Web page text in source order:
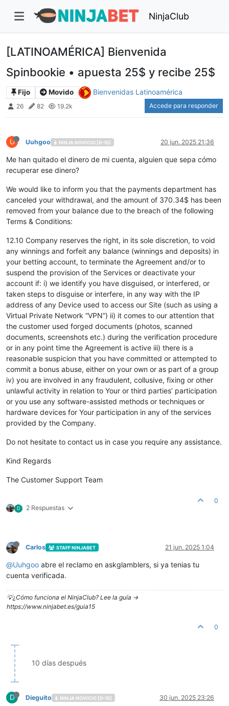
NinjaClub
[LATINOAMÉRICA] Bienvenida
Spinbookie • apuesta 25$ y recibe 25$
Fijo Movido Bienvenidas Latinoamérica
26 82 19.2k Accede para responder
U Uuhgoo NINJA NOVICIO [0-15] 20 jun. 2025 21:36
Me han quitado el dinero de mi cuenta, alguien que sepa cómo
recuperar ese dinero?
We would like to inform you that the payments department has
canceled your withdrawal, and the amount of 370.34$ has been
removed from your balance due to the breach of the following
Terms & Conditions:
12.10 Company reserves the right, in its sole discretion, to void
any winnings and forfeit any balance (winnings and deposits) in
your betting account, to terminate the Agreement and/or to
suspend the provision of the Services or deactivate your
account if: i) we identify you have disguised, or interfered, or
taken steps to disguise or interfere, in any way with the IP
address of any Device used to access our Site (such as using a
Virtual Private Network “VPN”) ii) it comes to our attention that
the customer used forged documents (photos, scanned
documents, screenshots etc.) during the verification procedure
or in any point time the Agreement is active iii) there is a
reasonable suspicion that you have committed or attempted to
commit a bonus abuse, either on your own or as part of a group
iv) you are involved in any fraudulent, collusive, fixing or other
unlawful activity in relation to Your or third parties’ participation
or you use any software-assisted methods or techniques or
hardware devices for Your participation in any of the services
provided by the Company.
Do not hesitate to contact us in case you require any assistance.
Kind Regards
The Customer Support Team
D 2 Respuestas
0
Carlos STAFF NINJABET 21 jun. 2025 1:04
@Uuhgoo abre el reclamo en askglamblers, si ya tenias tu
cuenta verificada.
💡¿Cómo funciona el NinjaClub? Lee la guía ->
https://www.ninjabet.es/guia15
0
10 días después
D Dieguito NINJA NOVICIO [0-15] 30 jun. 2025 23:26